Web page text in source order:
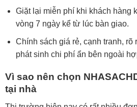
Giặt lại miễn phí khi khách hàng
vòng 7 ngày kể từ lúc bàn giao.
Chính sách giá rẻ, cạnh tranh, rõ
phát sinh chi phí ẩn bên ngoài
Vì sao nên chọn
tại nhà